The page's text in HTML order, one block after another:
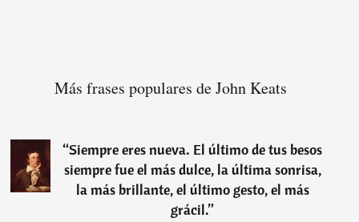
Más frases populares de John Keats
“Siempre eres nueva. El último de tus besos
siempre fue el más dulce, la última sonrisa,
la más brillante, el último gesto, el más
grácil.”